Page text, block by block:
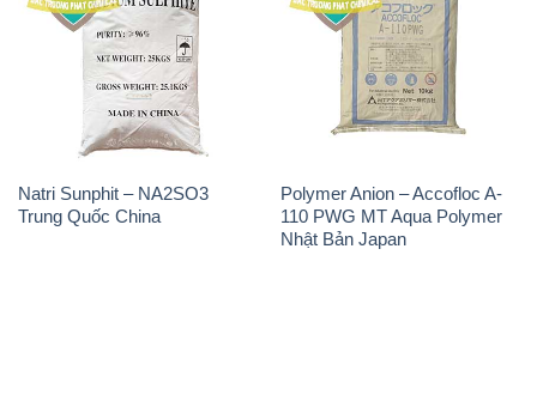
Natri Sunphit – NA2SO3
Trung Quốc China
Polymer Anion – Accofloc A-
110 PWG MT Aqua Polymer
Nhật Bản Japan